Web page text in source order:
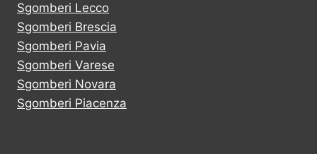
Sgomberi Lecco
Sgomberi Brescia
Sgomberi Pavia
Sgomberi Varese
Sgomberi Novara
Sgomberi Piacenza